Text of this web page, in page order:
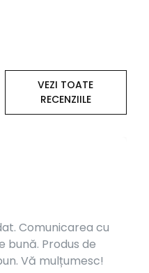
VEZI TOATE
RECENZIILE
Comunicarea cu
bună. Produs de
Vă mulțumesc!